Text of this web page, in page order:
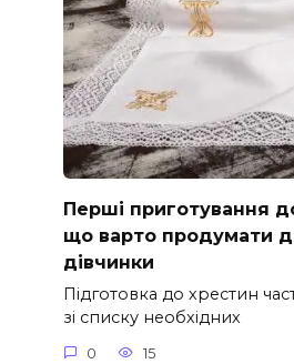
Перші приготування
що варто продумати
дівчинки
Підготовка до хрестин
зі списку необхідних
0 15